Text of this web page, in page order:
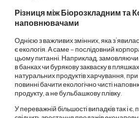
Різниця між Біорозкладним та
наповнювачами
Однією з важливих змінних, яка
є екологія. А саме – послідовний
цьому питанні. Наприклад, замовляючи
в банках чи бурякову закваску в
натуральних продуктів харчування, при
повинні бачити екологічно чисті
продукту, а не бульбашкову плівку.
У переважній більшості випадків так і